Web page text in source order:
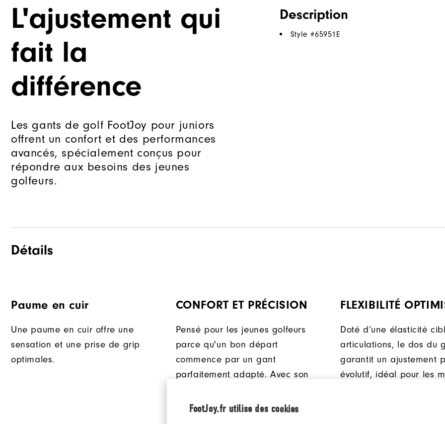
FootJoy.fr utilise des cookies
L'ajustement qui
fait la
différence
Les gants de golf FootJoy pour juniors
offrent un confort et des performances
avancés, spécialement conçus pour
répondre aux besoins des jeunes
golfeurs.
Description
Style #65951E
Détails
Paume en cuir
Une paume en cuir offre une
sensation et une prise de grip
optimales.
CONFORT ET PRÉCISION
Pensé pour les jeunes golfeurs
parce qu'un bon départ
commence par un gant
parfaitement adapté. Avec son
FootJoy Junior garantit un
FLEXIBILITÉ
Doté d’une élasticité
articulations, le dos du
garantit un ajustement
évolutif, idéal pour les